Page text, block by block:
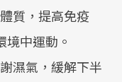
質，提高免疫
中運動。
濕氣，緩解下半